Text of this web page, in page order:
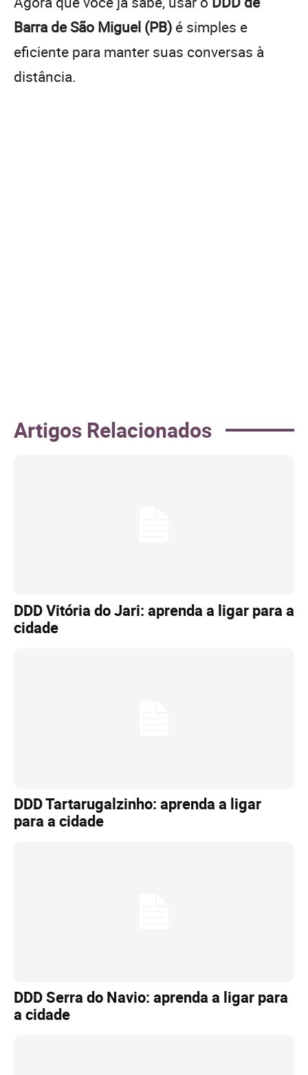
Barra de São Miguel (PB) é simples e
eficiente para manter suas conversas à
distância.
Artigos Relacionados
DDD Vitória do Jari: aprenda a ligar para a
cidade
DDD Tartarugalzinho: aprenda a ligar
para a cidade
DDD Serra do Navio: aprenda a ligar para
a cidade